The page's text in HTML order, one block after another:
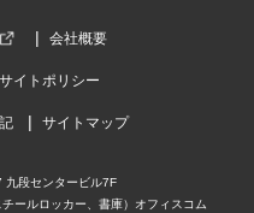
会社概要
サイトポリシー
サイトマップ
九段センタービル7F
ールロッカー、書庫）オフィスコム